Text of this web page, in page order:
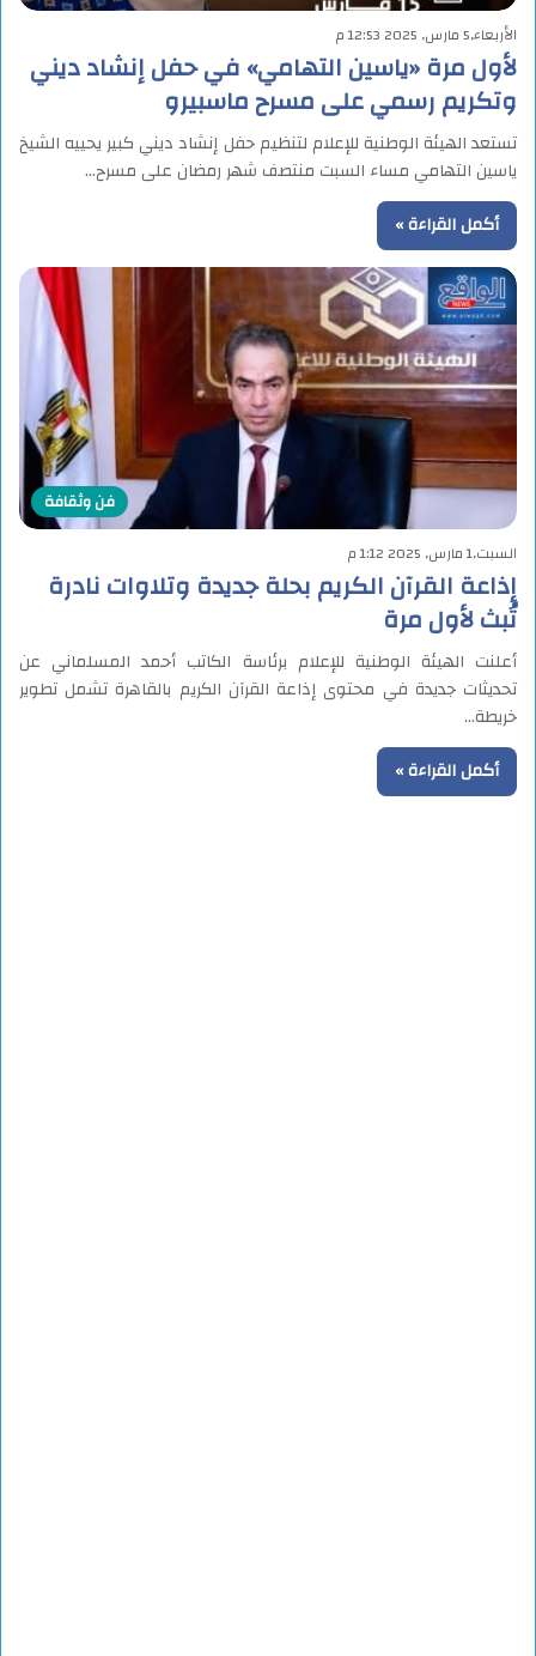
الأربعاء,5 مارس, 2025 12:53 م
لأول مرة «ياسين التهامي» في حفل إنشاد ديني
وتكريم رسمي على مسرح ماسبيرو
تستعد الهيئة الوطنية للإعلام لتنظيم حفل إنشاد ديني كبير يحييه الشيخ
ياسين التهامي مساء السبت منتصف شهر رمضان على مسرح…
أكمل القراءة »
فن وثقافة
السبت,1 مارس, 2025 1:12 م
إذاعة القرآن الكريم بحلة جديدة وتلاوات نادرة
تُبث لأول مرة
أعلنت الهيئة الوطنية للإعلام برئاسة الكاتب أحمد المسلماني عن
تحديثات جديدة في محتوى إذاعة القرآن الكريم بالقاهرة تشمل تطوير
خريطة…
أكمل القراءة »